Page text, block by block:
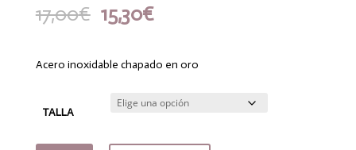
17,00€ El
precio
era:
15,30€El
es:
Acero inoxidable chapado en oro
TALLA